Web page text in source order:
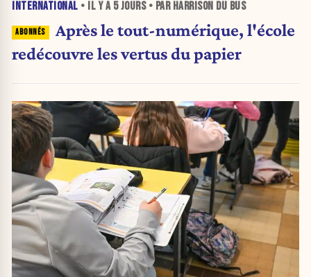
INTERNATIONAL • IL Y A 5 JOURS• PAR HARRISON DU BUS
Après le tout-numérique, l'école
redécouvre les vertus du papier